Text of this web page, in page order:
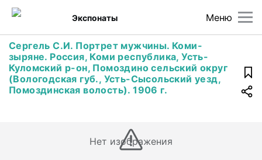
Меню
Экспонаты
Сергель С.И. Портрет мужчины. Коми-
зыряне. Россия, Коми республика, Усть-
Куломский р-он, Помоздино сельский округ
(Вологодская губ., Усть-Сысольский уезд,
Помоздинская волость). 1906 г.
Нет изображения